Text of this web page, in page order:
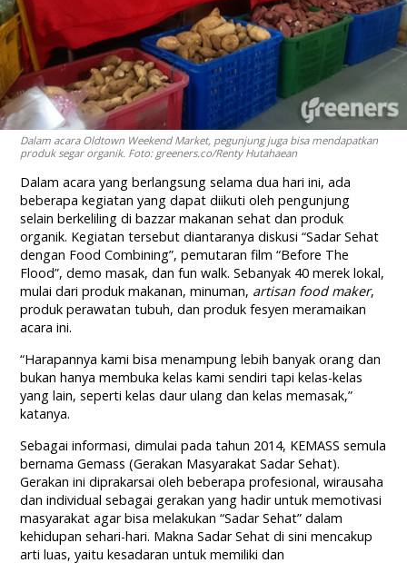
Dalam acara Oldtown Weekend Market, pegunjung juga bisa mendapatkan
produk segar organik. Foto: greeners.co/Renty Hutahaean
Dalam acara yang berlangsung selama dua hari ini, ada
beberapa kegiatan yang dapat diikuti oleh pengunjung
selain berkeliling di bazzar makanan sehat dan produk
organik. Kegiatan tersebut diantaranya diskusi “Sadar Sehat
dengan Food Combining”, pemutaran film “Before The
Flood”, demo masak, dan fun walk. Sebanyak 40 merek lokal,
mulai dari produk makanan, minuman, artisan food maker,
produk perawatan tubuh, dan produk fesyen meramaikan
acara ini.
“Harapannya kami bisa menampung lebih banyak orang dan
bukan hanya membuka kelas kami sendiri tapi kelas-kelas
yang lain, seperti kelas daur ulang dan kelas memasak,”
katanya.
Sebagai informasi, dimulai pada tahun 2014, KEMASS semula
bernama Gemass (Gerakan Masyarakat Sadar Sehat).
Gerakan ini diprakarsai oleh beberapa profesional, wirausaha
dan individual sebagai gerakan yang hadir untuk memotivasi
masyarakat agar bisa melakukan “Sadar Sehat” dalam
kehidupan sehari-hari. Makna Sadar Sehat di sini mencakup
arti luas, yaitu kesadaran untuk memiliki dan